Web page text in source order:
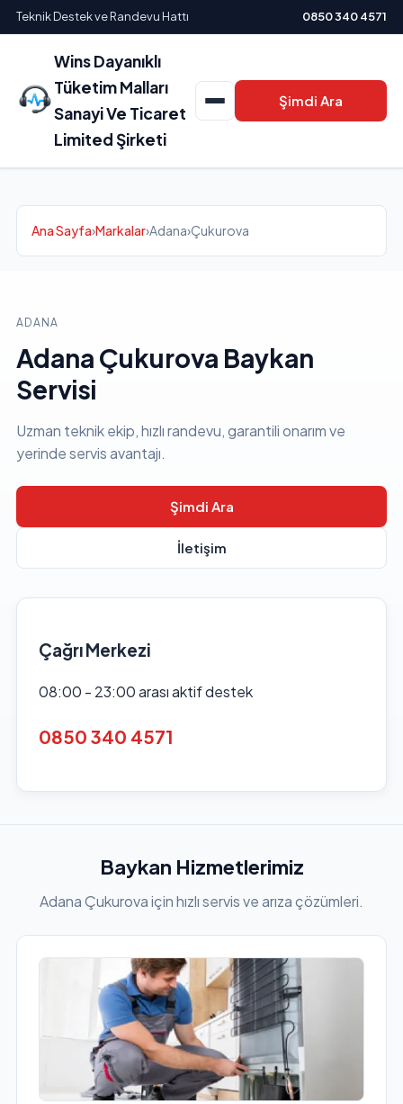
Teknik Destek ve Randevu Hattı 0850 340 4571
Wins Dayanıklı
Tüketim Malları
Sanayi Ve Ticaret
Limited Şirketi
Şimdi Ara
Ana Sayfa›Markalar›Adana›Çukurova
ADANA
Adana Çukurova Baykan
Servisi
Uzman teknik ekip, hızlı randevu, garantili onarım ve
yerinde servis avantajı.
Şimdi Ara
İletişim
Çağrı Merkezi
08:00 - 23:00 arası aktif destek
0850 340 4571
Baykan Hizmetlerimiz
Adana Çukurova için hızlı servis ve arıza çözümleri.